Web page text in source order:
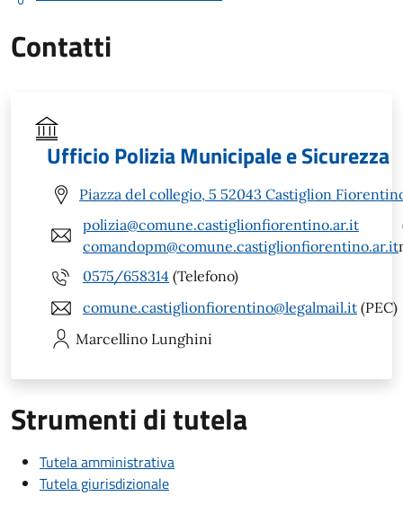
Contatti
Ufficio Polizia Municipale e Sicurezza
Piazza del collegio, 5 52043 Castiglion
polizia@comune.castiglionfiorentino.ar.it
comandopm@comune.castiglionfiorentino.ar.it
0575/658314 (Telefono)
comune.castiglionfiorentino@legalmail.it (PEC)
Marcellino Lunghini
Strumenti di tutela
Tutela amministrativa
Tutela giurisdizionale